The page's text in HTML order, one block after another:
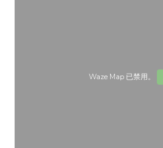
Waze Map 已禁用。